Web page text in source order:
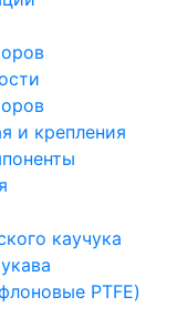
и крепления
каучука
PTFE)